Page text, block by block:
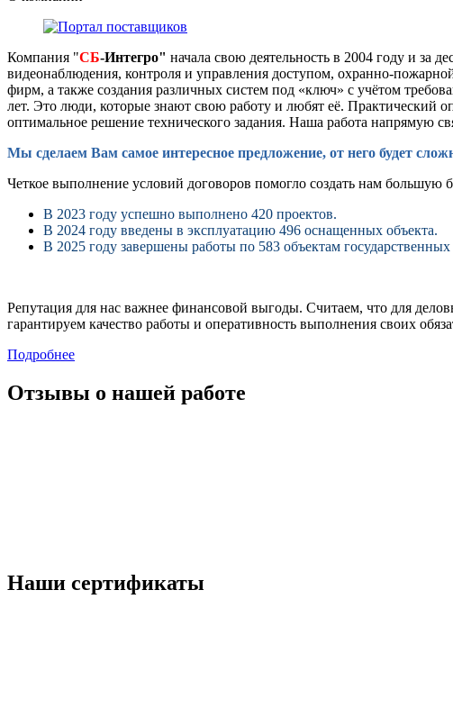
Компания "СБ-Интегро" начала свою деятельность в 2004 году и за
видеонаблюдения, контроля и управления доступом, охранно-
фирм, а также создания различных систем под «ключ» с учётом
лет. Это люди, которые знают свою работу и любят её. Практический
оптимальное решение технического задания. Наша работа напрямую
Мы сделаем Вам самое интересное предложение, от него будет
Четкое выполнение условий договоров помогло создать нам большую
В 2023 году успешно выполнено 420 проектов.
В 2024 году введены в эксплуатацию 496 оснащенных объекта.
В 2025 году завершены работы по 583 объектам государственных
Репутация для нас важнее финансовой выгоды. Считаем, что для
гарантируем качество работы и оперативность выполнения своих
Подробнее
Отзывы о нашей работе
Наши сертификаты